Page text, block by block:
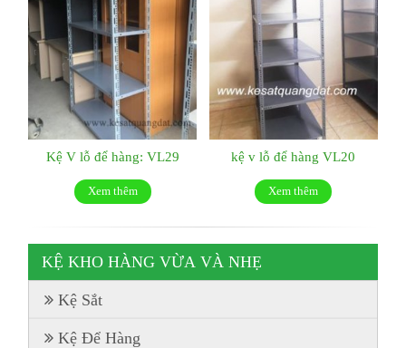
Kệ V lỗ để hàng: VL29
Xem thêm
kệ v lỗ để hàng VL20
Xem thêm
KỆ KHO HÀNG VỪA VÀ NHẸ
Kệ Sắt
Kệ Để Hàng